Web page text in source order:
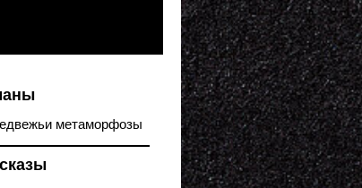
метаморфозы